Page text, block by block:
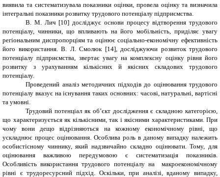
виявила та систематизувала показники оцінки, провела оцінку та визначила
інтегральні показники розвитку трудового потенціалу підприємства.
В. М. Лич [10] досліджує основи процесу відтворення трудового
потенціалу, чинники, що впливають на його мобільність, приділяє увагу
регіональним диспропорціям та оцінює соціально-економічну ефективність
його використання. В. Л. Смолюк [14], досліджуючи розвиток трудового
потенціалу підприємства, звертає увагу на комплексну оцінку рівня його
розвитку з урахуванням кількісних й якісних складових трудового
потенціалу.
Проведений аналіз методичних підходів до оцінювання трудового
потенціалу вказує на існування таких основних: часові, натуральні, вартісні
та умовні.
Трудовий потенціал як об’єкт дослідження є складною категорією,
що характеризується як кількісними, так і якісними характеристиками. При
чому вони дещо відрізняються на кожному економічному рівні, що
ускладнює процес оцінювання. Особлива роль в даному випадку належить
особистісному чиннику, який надзвичайно складно оцінювати. Тому, для
оцінювання важливою передумовою є систематизація показників.
Особливість використання трудового потенціалу на макроекономічному
рівні є трудоресурсний підхід. Оскільки, при аналізі, вданому випадку,